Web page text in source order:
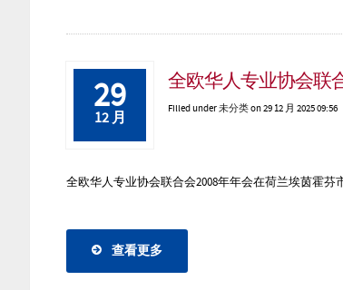
29
12 月
全欧华人专业协会联
Filled under未分类on 29 12 月 2025 09:56
全欧华人专业协会联合会2008年年会在荷兰埃茵霍芬
查看更多